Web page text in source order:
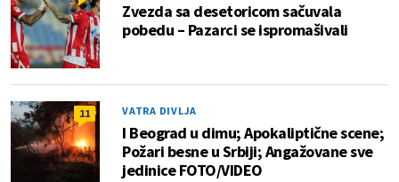
Zvezda sa desetoricom sačuvala
pobedu – Pazarci se ispromašivali
11 VATRA DIVLJA
I Beograd u dimu; Apokaliptične scene;
Požari besne u Srbiji; Angažovane sve
jedinice FOTO/VIDEO